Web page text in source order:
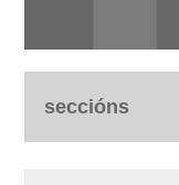
seccións